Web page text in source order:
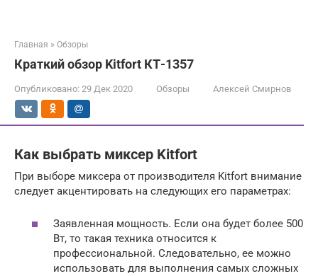
Главная » Обзоры
Краткий обзор Kitfort КТ-1357
Опубликовано: 29 Дек 2020 Обзоры Алексей Смирнов
Как выбрать миксер Kitfort
При выборе миксера от производителя Kitfort внимание
следует акцентировать на следующих его параметрах:
Заявленная мощность. Если она будет более 500
Вт, то такая техника относится к
профессиональной. Следовательно, ее можно
использовать для выполнения самых сложных